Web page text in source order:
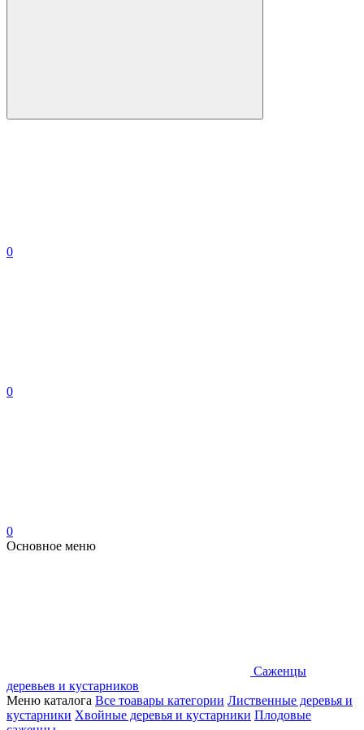
0
0
0
Основное меню
Саженцы
деревьев и кустарников
Меню каталога Все тоавары категории Лиственные деревья и
кустарники Хвойные деревья и кустарники Плодовые